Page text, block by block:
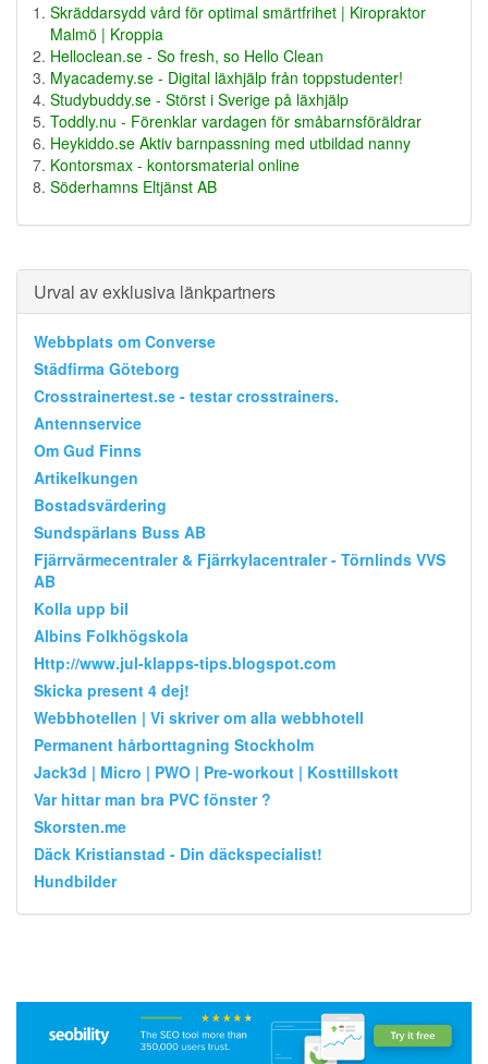
Skräddarsydd vård för optimal smärtfrihet | Kiropraktor
Malmö | Kroppia
Helloclean.se - So fresh, so Hello Clean
Myacademy.se - Digital läxhjälp från toppstudenter!
Studybuddy.se - Störst i Sverige på läxhjälp
Toddly.nu - Förenklar vardagen för småbarnsföräldrar
Heykiddo.se Aktiv barnpassning med utbildad nanny
Kontorsmax - kontorsmaterial online
Söderhamns Eltjänst AB
Urval av exklusiva länkpartners
Webbplats om Converse
Städfirma Göteborg
Crosstrainertest.se - testar crosstrainers.
Antennservice
Om Gud Finns
Artikelkungen
Bostadsvärdering
Sundspärlans Buss AB
Fjärrvärmecentraler & Fjärrkylacentraler - Törnlinds VVS
AB
Kolla upp bil
Albins Folkhögskola
Http://www.jul-klapps-tips.blogspot.com
Skicka present 4 dej!
Webbhotellen | Vi skriver om alla webbhotell
Permanent hårborttagning Stockholm
Jack3d | Micro | PWO | Pre-workout | Kosttillskott
Var hittar man bra PVC fönster ?
Skorsten.me
Däck Kristianstad - Din däckspecialist!
Hundbilder